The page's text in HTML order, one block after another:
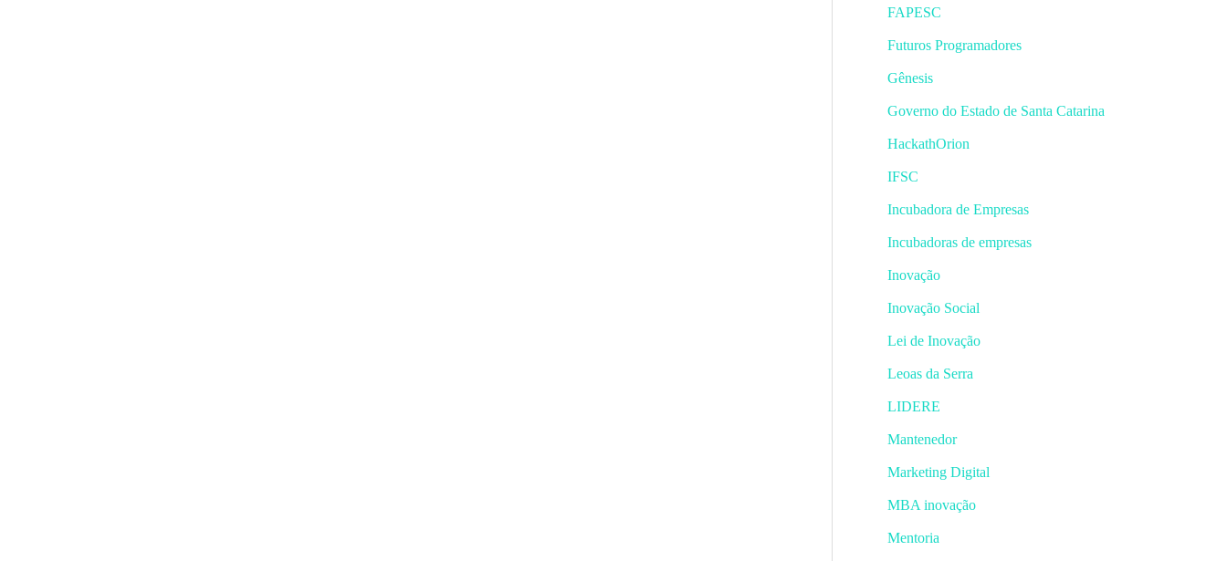
FAPESC
Futuros Programadores
Gênesis
Governo do Estado de Santa Catarina
HackathOrion
IFSC
Incubadora de Empresas
Incubadoras de empresas
Inovação
Inovação Social
Lei de Inovação
Leoas da Serra
LIDERE
Mantenedor
Marketing Digital
MBA inovação
Mentoria